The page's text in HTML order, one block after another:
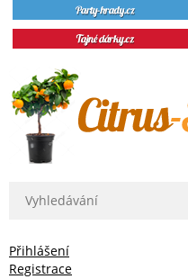
Přihlášení
Registrace